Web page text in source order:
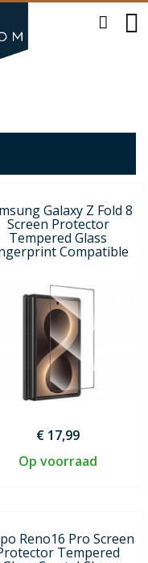
Galaxy Z Fold 8
Screen Protector
Tempered Glass
Compatible
€ 17,99
Op voorraad
Reno16 Pro Screen
Tempered